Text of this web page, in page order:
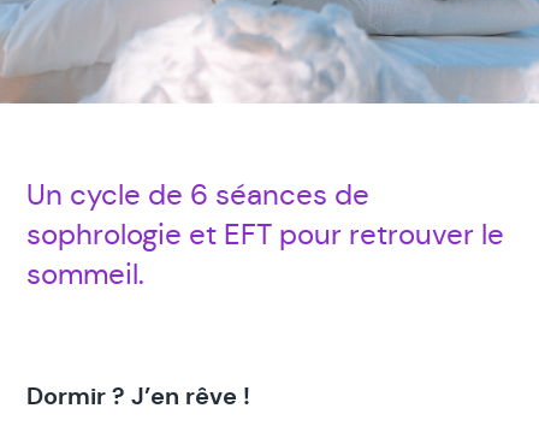
Un cycle de 6 séances de
sophrologie et EFT pour retrouver le
sommeil.
Dormir ? J’en rêve !